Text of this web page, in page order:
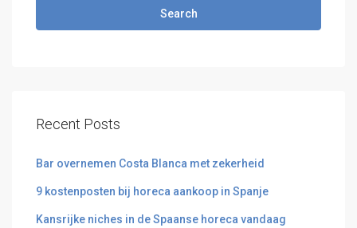
Search
Recent Posts
Bar overnemen Costa Blanca met zekerheid
9 kostenposten bij horeca aankoop in Spanje
Kansrijke niches in de Spaanse horeca vandaag